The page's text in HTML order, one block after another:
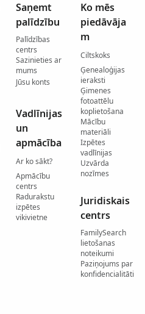
Saņemt
palīdzību
Palīdzības
centrs
Sazinieties ar
mums
Jūsu konts
Vadlīnijas
un
apmācība
Ar ko sākt?
Apmācību
centrs
Radurakstu
izpētes
vikivietne
Ko mēs
piedāvāja
m
Ciltskoks
Ģenealoģijas
ieraksti
Ģimenes
fotoattēlu
koplietošana
Mācību
materiāli
Izpētes
vadlīnijas
Uzvārda
nozīmes
Juridiskais
centrs
FamilySearch
lietošanas
noteikumi
Paziņojums par
konfidencialitāti